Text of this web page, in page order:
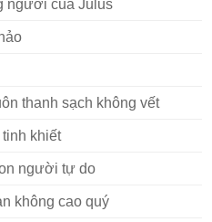
người của Julus
thanh sạch không vết
tinh khiết
người tự do
không cao quý